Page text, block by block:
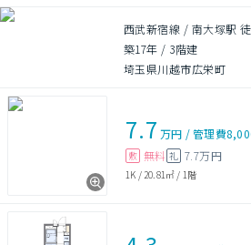
西武新宿線 / 南大塚駅
築17年 / 3階建
埼玉県川越市広栄町
7.7 万円 /管理費
敷 無料 礼 7.7万円
1K / 20.81㎡ / 1階